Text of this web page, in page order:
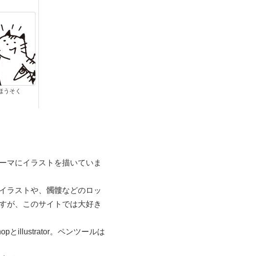
うそく
マにイラストを描いていま
ラストや、髑髏などのロッ
が、このサイトでは大好き
とillustrator。ペンツールは